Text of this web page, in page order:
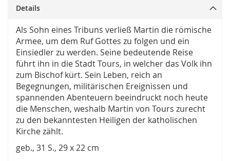
Details
Als Sohn eines Tribuns verließ Martin die römische
Armee, um dem Ruf Gottes zu folgen und ein
Einsiedler zu werden. Seine bedeutende Reise
führt ihn in die Stadt Tours, in welcher das Volk ihn
zum Bischof kürt. Sein Leben, reich an
Begegnungen, militärischen Ereignissen und
spannenden Abenteuern beeindruckt noch heute
die Menschen, weshalb Martin von Tours zurecht
zu den bekanntesten Heiligen der katholischen
Kirche zählt.
geb., 31 S., 29 x 22 cm